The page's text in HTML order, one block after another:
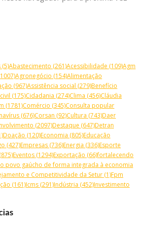
(5)Abastecimento (261)Acessibilidade (109)Agm
Agronegócio (154)Alimentação
(967)Assistência social (279)Benefício
(175)Cidadania (274)Clima (456)Cláudia
(1781)Comércio (345)Consulta popular
(676)Corsan (92)Cultura (743)Daer
(2097)Destaque (647)Detran
Doação (120)Economia (805)Educação
(427)Empresas (736)Energia (336)Esporte
(875)Eventos (1294)Exportação (66)fortalecendo
povo gaúcho de forma integrada à economia
e Competitividade da Setur (1)Fpm
(161)Icms (291)Indústria (452)Investimento